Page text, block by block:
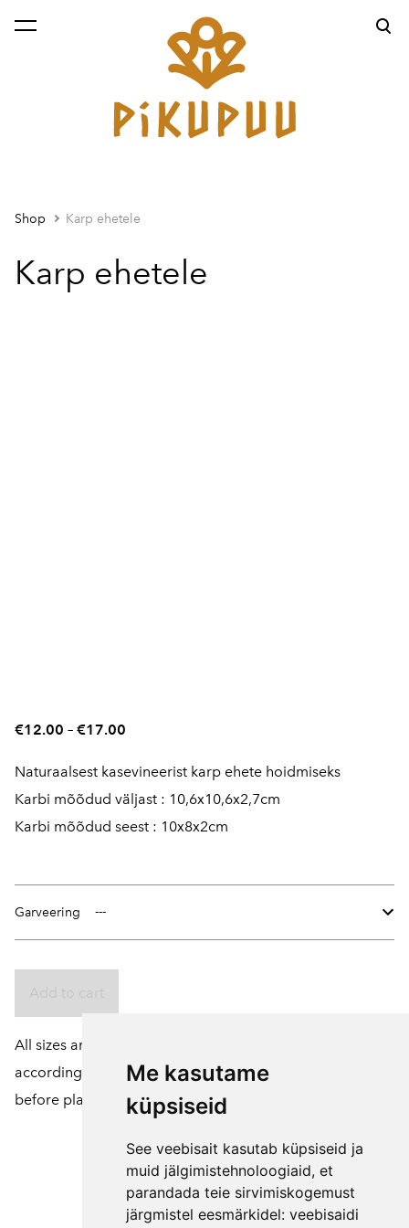
Me kasutame
küpsiseid
See veebisait kasutab küpsiseid ja
muid jälgimistehnoloogiaid, et
parandada teie sirvimiskogemust
järgmistel eesmärkidel: veebisaidi
was added to the cart. View cart
Shop Karp ehetele
Karp ehetele
€12.00 – €17.00
Naturaalsest kasevineerist karp ehete hoidmiseks
Karbi mõõdud väljast : 10,6x10,6x2,7cm
Karbi mõõdud seest : 10x8x2cm
Garveering
All sizes and colors of products can be customized
according to your wishes. To do this, please contact us
before placing an order.